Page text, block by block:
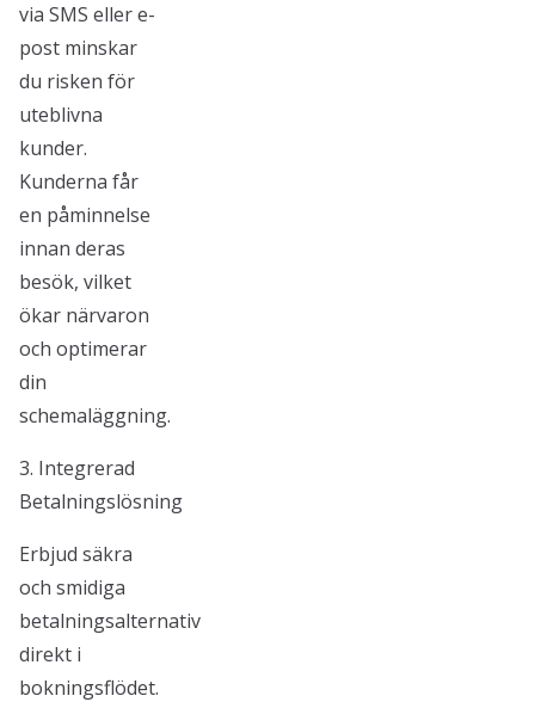
via SMS eller e-
post minskar
du risken för
uteblivna
kunder.
Kunderna får
en påminnelse
innan deras
besök, vilket
ökar närvaron
och optimerar
din
schemaläggning.
3. Integrerad
Betalningslösning
Erbjud säkra
och smidiga
betalningsalternativ
direkt i
bokningsflödet.